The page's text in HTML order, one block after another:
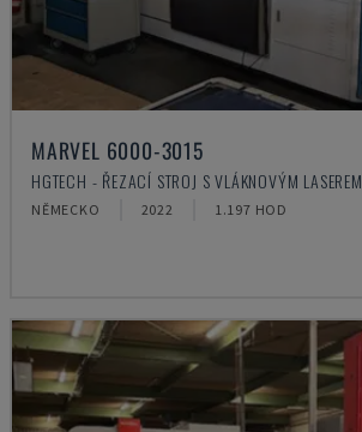
MARVEL 6000-3015
HGTECH - ŘEZACÍ STROJ S VLÁKNOVÝM LASEREM
NĚMECKO 2022 1.197 HOD